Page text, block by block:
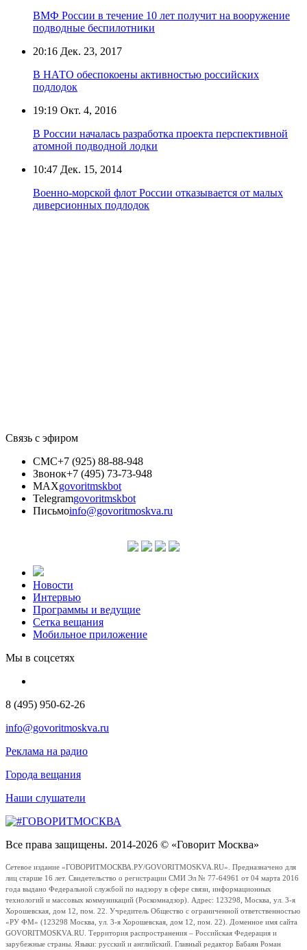
ВМФ России в течение 10 лет получит на вооружение
подводные беспилотники
20:16 Дек. 23, 2017
В НАТО обеспокоены активностью российских
подлодок
19:19 Окт. 4, 2016
В России началась разработка проекта перспективной
атомной подводной лодки
10:47 Дек. 15, 2014
Военно-морской флот России отказывается от малых
диверсионных подлодок
Связь с эфиром
СМС+7 (925) 88-88-948
Звонок+7 (495) 73-73-948
MAXgovoritmskbot
Telegramgovoritmskbot
Письмоinfo@govoritmoskva.ru
Новости
Интервью
Программы и ведущие
Сетка вещания
Мобильное приложение
Мы в соцсетях
8 (495) 950-62-26
info@govoritmoskva.ru
Реклама на радио
Города вещания
Наши слушатели
Все права защищены. 2014-2026 © «Говорит Москва»
Сетевое издание «ГОВОРИТМОСКВА.РУ/GOVORITMOSKVA.RU». Предназначено для
лиц старше 16 лет. Свидетельство о регистрации СМИ Эл № 77-64961 от 04 марта 2016
года выдано Федеральной службой по надзору в сфере связи, информационных
технологий и массовых коммуникаций (Роскомнадзор). Адрес: 123298, Москва, ул. 3-я
Хорошевская, дом 12, пом. 22. Учредитель Общество с ограниченной ответственностью
«РУ ФМ» (123298 Москва, ул. 3-я Хорошевская, дом 12, пом. 22). Доменное имя сайта
GOVORITMOSKVA.RU. Территория распространения – Российская Федерация и
зарубежные страны. Языки: русский и английский. Главный редактор Бабаян Роман